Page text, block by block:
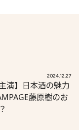
2024.12.27
演】日本酒の魅力
藤原樹のお